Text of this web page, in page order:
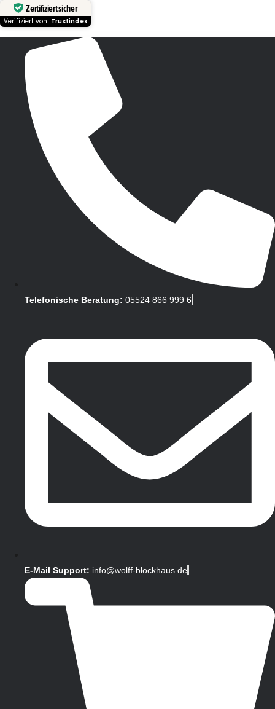
Zertifiziert sicher
Verifiziert von: Trustindex
Telefonische Beratung: 05524 866 999 6
E-Mail Support: info@wolff-blockhaus.de